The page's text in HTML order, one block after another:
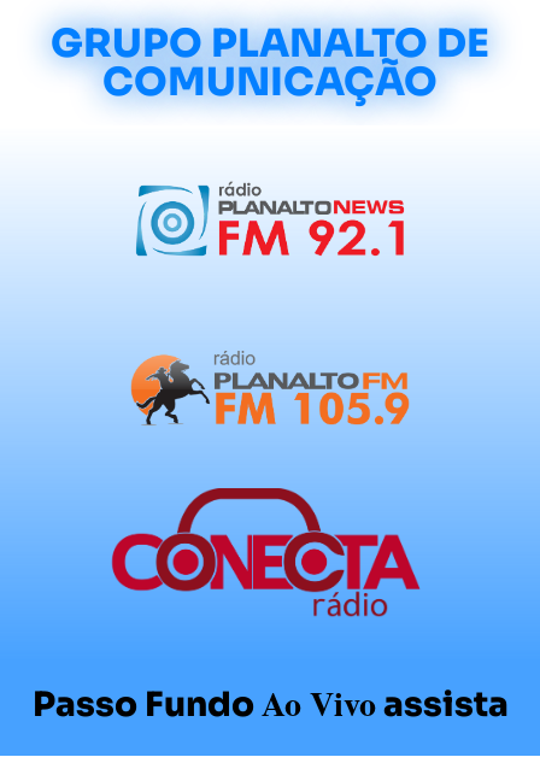
GRUPO PLANALTO DE
COMUNICAÇÃO
Passo FundoAo Vivoassista